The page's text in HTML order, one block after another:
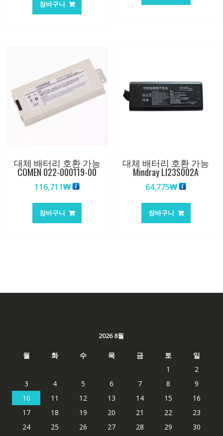
장바구니
대체 배터리 호환 가능
COMEN 022-000119-00
116,711₩
장바구니
대체 배터리 호환 가능
Mindray LI23S002A
64,775₩
장바구니
2026 8월
월 화 수 목 금 토
일
1
2
3
4 5 6 7 8
9
10
11 12 13 14 15
16
17
18 19 20 21 22
23
24
25 26 27 28 29
30